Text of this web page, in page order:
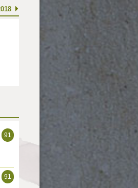
91
91